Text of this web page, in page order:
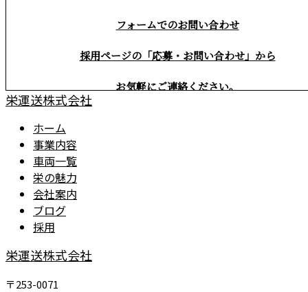
フォームでのお問い合わせ
採用ページの「応募・お問い合わせ」から
お気軽にご連絡ください。
栄運送株式会社
ホーム
事業内容
車両一覧
栄の魅力
会社案内
ブログ
採用
栄運送株式会社
〒253-0071